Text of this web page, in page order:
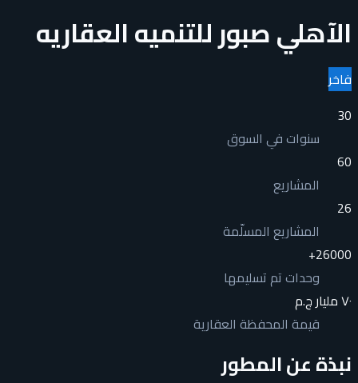
الآهلي صبور للتنميه العقاريه
فاخر
30
سنوات في السوق
60
المشاريع
26
المشاريع المسلّمة
26000
+
وحدات تم تسليمها
٧٠ مليار ج.م
قيمة المحفظة العقارية
نبذة عن المطور